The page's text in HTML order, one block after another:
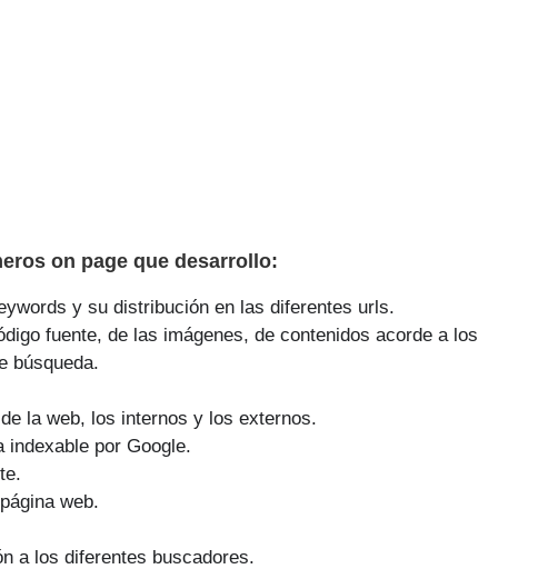
on page que desarrollo:
y su distribución en las diferentes urls.
fuente, de las imágenes, de contenidos acorde a los
búsqueda.
la web, los internos y los externos.
indexable por Google.
web.
a los diferentes buscadores.